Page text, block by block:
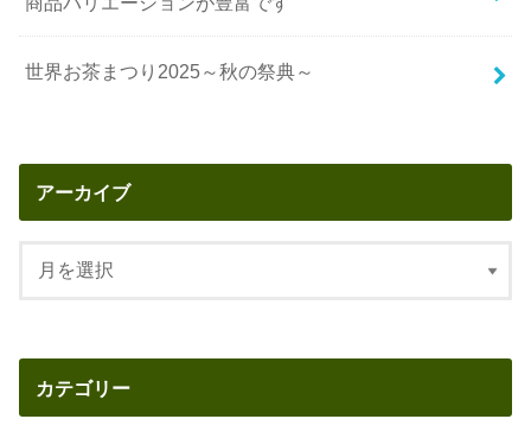
世界お茶まつり2025～秋の祭典～
アーカイブ
カテゴリー